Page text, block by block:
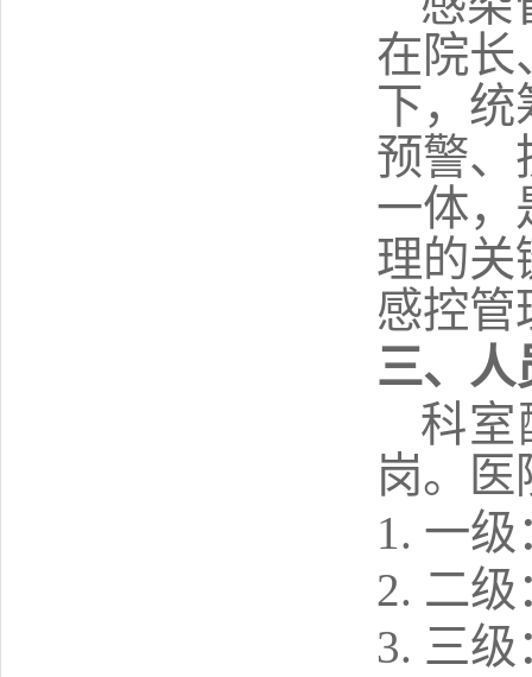
在院长
下，统
预警、
一体，
理的关
感控管
三、人
科室
岗。医
1. 一
2. 二
3. 三